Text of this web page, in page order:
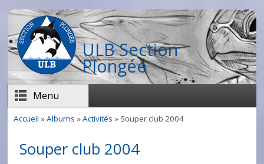
Aller au contenu principal
ULB Section
Plongée
Menu
Accueil »Albums »Activités » Souper club 2004
Souper club 2004